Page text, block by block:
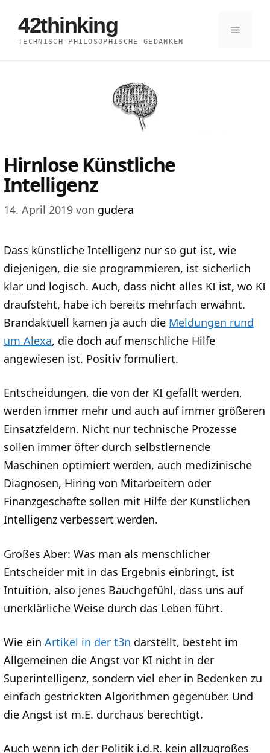
Inhalt
springen
42thinking
TECHNISCH-PHILOSOPHISCHE GEDANKEN
Menü
Hirnlose Künstliche
Intelligenz
14. April 2019 von gudera
Dass künstliche Intelligenz nur so gut ist, wie
diejenigen, die sie programmieren, ist sicherlich
klar und logisch. Auch, dass nicht alles KI ist, wo KI
draufsteht, habe ich bereits mehrfach erwähnt.
Brandaktuell kamen ja auch die Meldungen rund
um Alexa, die doch auf menschliche Hilfe
angewiesen ist. Positiv formuliert.
Entscheidungen, die von der KI gefällt werden,
werden immer mehr und auch auf immer größeren
Einsatzfeldern. Nicht nur technische Prozesse
sollen immer öfter durch selbstlernende
Maschinen optimiert werden, auch medizinische
Diagnosen, Hiring von Mitarbeitern oder
Finanzgeschäfte sollen mit Hilfe der Künstlichen
Intelligenz verbessert werden.
Großes Aber: Was man als menschlicher
Entscheider mit in das Ergebnis einbringt, ist
Intuition, also jenes Bauchgefühl, dass uns auf
unerklärliche Weise durch das Leben führt.
Wie ein Artikel in der t3n darstellt, besteht im
Allgemeinen die Angst vor KI nicht in der
Superintelligenz, sondern viel eher in Bedenken zu
einfach gestrickten Algorithmen gegenüber. Und
die Angst ist m.E. durchaus berechtigt.
Auch wenn ich der Politik i.d.R. kein allzugroßes